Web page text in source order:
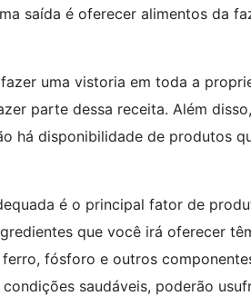
saída é oferecer alimentos da
uma vistoria em toda a
parte dessa receita. Além
há disponibilidade de produtos
é o principal fator de
que você irá oferecer
fósforo e outros
saudáveis, poderão